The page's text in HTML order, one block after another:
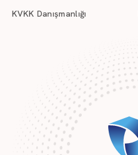
KVKK Danışmanlığı